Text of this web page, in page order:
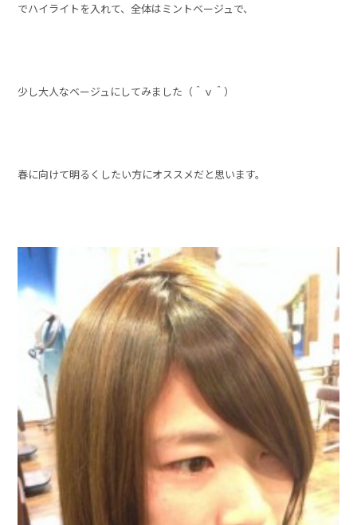
でハイライトを入れて、全体はミントベージュで、
少し大人なベージュにしてみました（＾ｖ＾）
春に向けて明るくしたい方にオススメだと思います。